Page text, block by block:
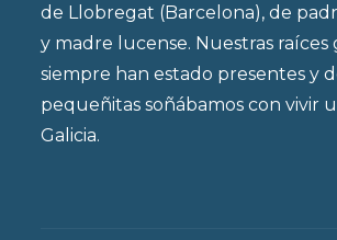
de Llobregat (Barcelona), de
y madre lucense. Nuestras raíces
siempre han estado presentes y
pequeñitas soñábamos con vivir
Galicia.